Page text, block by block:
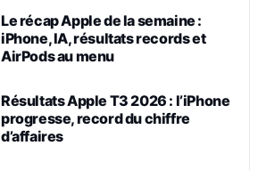
Le récap Apple de la semaine :
iPhone, IA, résultats records et
AirPods au menu
Résultats Apple T3 2026 : l’iPhone
progresse, record du chiffre
d’affaires